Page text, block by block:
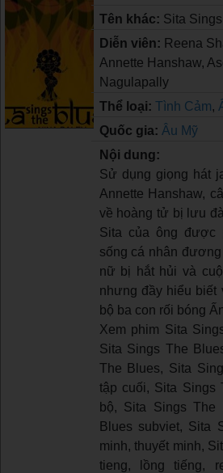
Tên khác: Sita
Diễn viên: Reena
Annette Hanshaw,
Nagulapally
Thể loại: Tình Cảm,
Quốc gia: Âu Mỹ
Nội dung:
Sử dụng giọng hát
Annette Hanshaw,
về hoàng tử bị lưu
Sita của ông được
sống cá nhân
nữ bị hắt hủi và
nhưng đầy hiểu biết
bộ ba con rối bóng
Xem phim Sita
Sita Sings The
The Blues, Sita
tập cuối, Sita Sings
bộ, Sita Sings The
Blues subviet, Sita
minh, thuyết minh,
tieng, lồng tiếng,